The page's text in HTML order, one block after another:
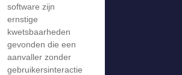
software zijn
ernstige
kwetsbaarheden
gevonden die een
aanvaller zonder
gebruikersinteractie